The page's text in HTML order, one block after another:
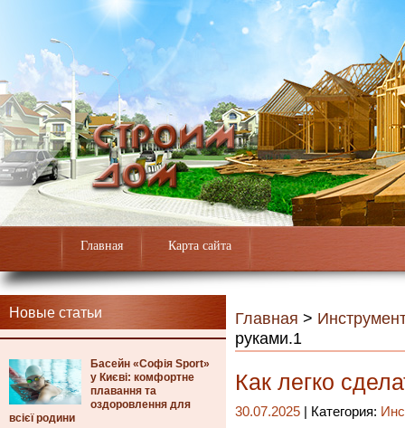
Главная Карта сайта
Новые статьи
Басейн «Софія Sport»
у Києві: комфортне
плавання та
оздоровлення для
всієї родини
Главная >
руками.1
Как легко
30.07.2025 | Категория: